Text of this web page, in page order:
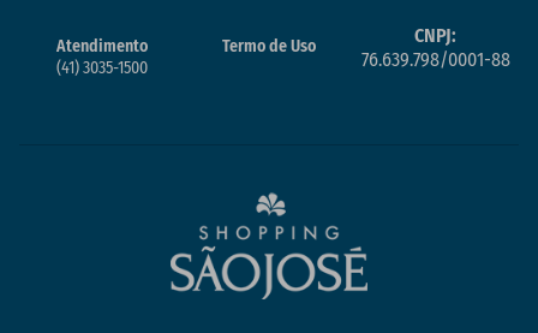
Atendimento
(41) 3035-1500
Termo de Uso
CNPJ:
76.639.798/0001-88